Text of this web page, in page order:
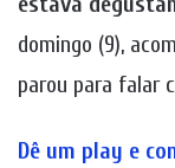
domingo (9),
parou para falar
Dê um play e